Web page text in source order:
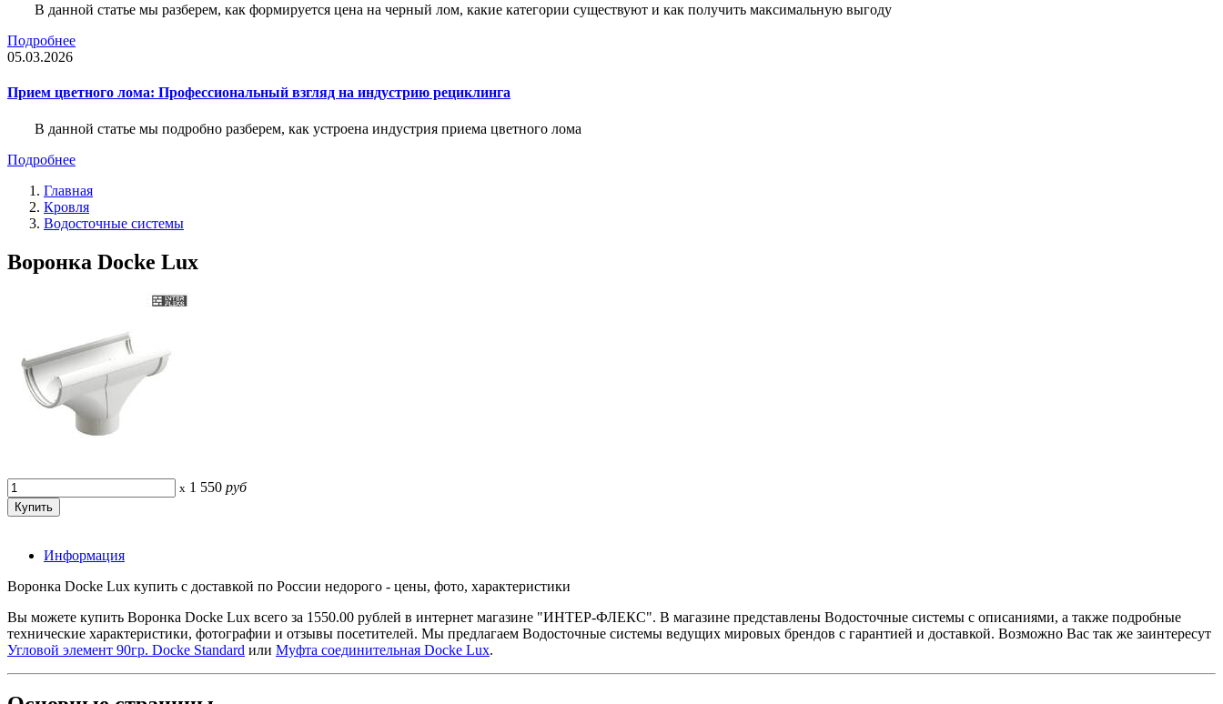
В данной статье мы разберем, как формируется цена на черный лом, какие категории существуют и как получить максимальную выгоду
Подробнее
05.03.2026
Прием цветного лома: Профессиональный взгляд на индустрию рециклинга
В данной статье мы подробно разберем, как устроена индустрия приема цветного лома
Подробнее
Главная
Кровля
Водосточные системы
Воронка Docke Lux
x 1 550 руб
Информация
Воронка Docke Lux купить с доставкой по России недорого - цены, фото, характеристики
Вы можете купить Воронка Docke Lux всего за 1550.00 рублей в интернет магазине "ИНТЕР-ФЛЕКС". В магазине представлены Водосточные системы с описаниями, а также подробные
технические характеристики, фотографии и отзывы посетителей. Мы предлагаем Водосточные системы ведущих мировых брендов с гарантией и доставкой. Возможно Вас так же заинтересут
Угловой элемент 90гр. Docke Standard или Муфта соединительная Docke Lux.